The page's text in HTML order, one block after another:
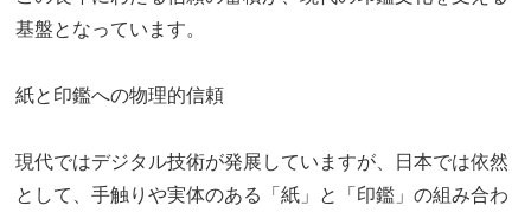
基盤となっています。
紙と印鑑への物理的信頼
現代ではデジタル技術が発展していますが、日本では依然
として、手触りや実体のある「紙」と「印鑑」の組み合わ